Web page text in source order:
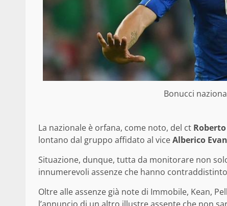
Bonucci
La nazionale è orfana, come noto, del ct
lontano dal gruppo affidato al viceAlberico
Situazione, dunque, tutta da monitorare non
innumerevoli assenze che hanno
Oltre alle assenze già note di Immobile, Kean,